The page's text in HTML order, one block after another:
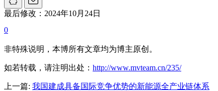
最后修改：2024年10月24日
0
非特殊说明，本博所有文章均为博主原创。
如若转载，请注明出处： http://www.mvteam.cn/235/
上一篇: 我国建成具备国际竞争优势的新能源全产业链体系